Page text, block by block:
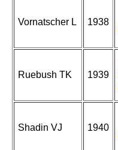
Vornatscher L 1938
Ruebush TK 1939
Shadin VJ 1940